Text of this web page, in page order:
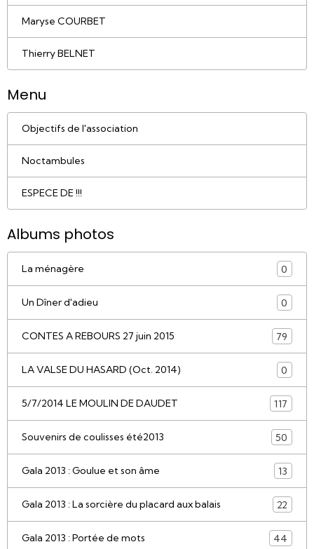
Maryse COURBET
Thierry BELNET
Menu
Objectifs de l'association
Noctambules
ESPECE DE !!!
Albums photos
La ménagère 0
Un Dîner d'adieu 0
CONTES A REBOURS 27 juin 2015 79
LA VALSE DU HASARD (Oct. 2014) 0
5/7/2014 LE MOULIN DE DAUDET 117
Souvenirs de coulisses été2013 50
Gala 2013 : Goulue et son âme 13
Gala 2013 : La sorcière du placard aux balais 22
Gala 2013 : Portée de mots 44